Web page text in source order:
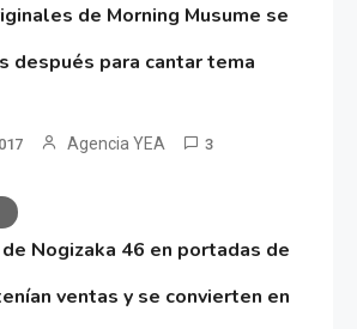
de Morning Musume se
después para cantar tema
Agencia YEA 3
Nogizaka 46 en portadas de
ventas y se convierten en